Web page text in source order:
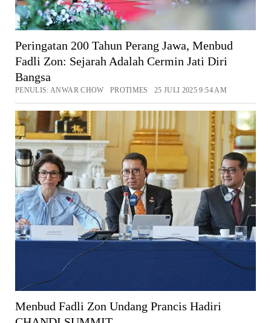
Peringatan 200 Tahun Perang Jawa, Menbud
Fadli Zon: Sejarah Adalah Cermin Jati Diri
Bangsa
PENULIS: ANWAR CHOW PROTIMES 25 JULI 2025 9:54 AM
Menbud Fadli Zon Undang Prancis Hadiri